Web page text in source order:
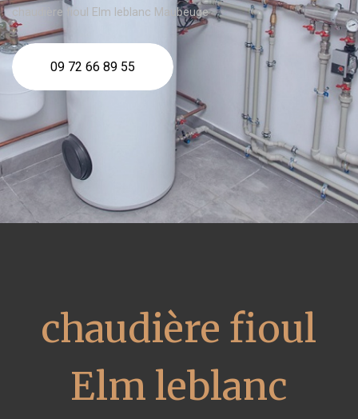
chaudière fioul Elm leblanc Maubeuge
09 72 66 89 55
chaudière fioul
Elm leblanc